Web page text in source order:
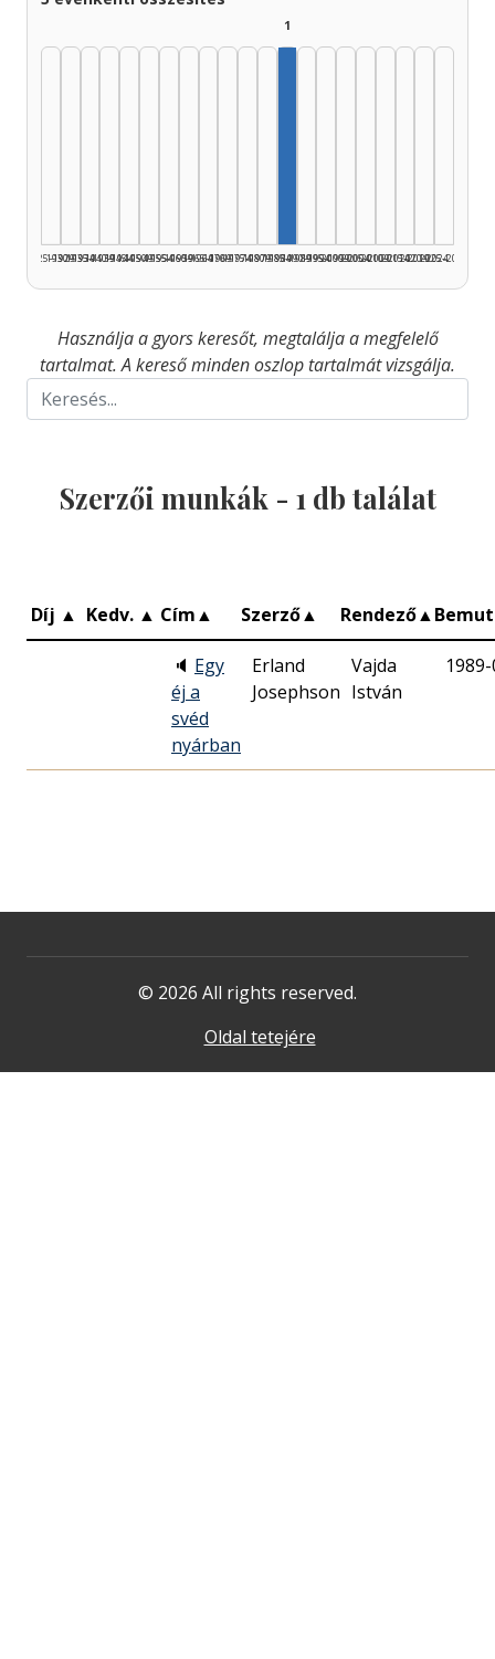
1925–1929
1930–1934
1935–1939
1940–1944
1945–1949
1950–1954
1955–1959
1960–1964
1965–1969
1970–1974
1975–1979
1980–1984
1
1985–1989
1990–1994
1995–1999
2000–2004
2005–2009
2010–2014
2015–2019
2020–2024
2025–2026
Használja a gyors keresőt, megtalálja a megfelelő
tartalmat. A kereső minden oszlop tartalmát vizsgálja.
Szerzői munkák - 1 db találat
Díj ▲ Kedv. ▲ Cím▲ Szerző▲ Rendező▲
🔈 Egy
éj a
svéd
nyárban
Erland
Josephson
Vajda
István
© 2026 All rights reserved.
Oldal tetejére